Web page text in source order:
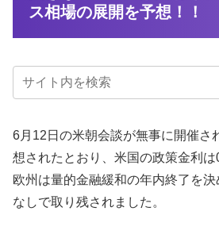
ス相場の展開を予想！！
6月12日の米朝会談が無事に開催さ
想されたとおり、米国の政策金利は
欧州は量的金融緩和の年内終了を
なしで取り残されました。